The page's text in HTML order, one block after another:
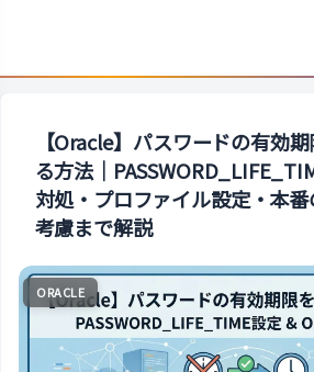
【Oracle】パスワードの有効
る方法｜
対処・プロファイル設定・本
考慮まで解説
ORACLE